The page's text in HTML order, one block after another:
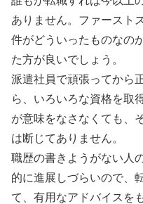
ありません。ファースト
件がどういったものなの
た方が良いでしょう。
派遣社員で頑張ってから
ら、いろいろな資格を取
が意味をなさなくても、
は断じてありません。
職歴の書きようがない人
的に進展しづらいので、
て、有用なアドバイスを